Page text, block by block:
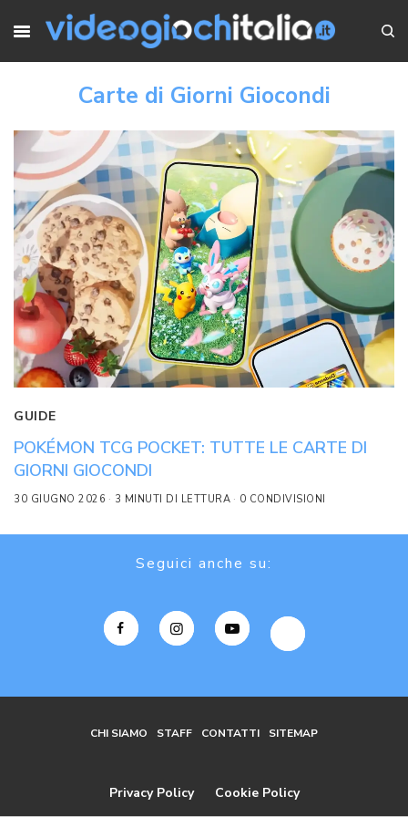
Carte di Giorni Giocondi
GUIDE
POKÉMON TCG POCKET: TUTTE LE CARTE DI
GIORNI GIOCONDI
30 GIUGNO 2026 3 MINUTI DI LETTURA 0 CONDIVISIONI
Seguici anche su:
CHI SIAMO STAFF CONTATTI SITEMAP
Privacy Policy Cookie Policy